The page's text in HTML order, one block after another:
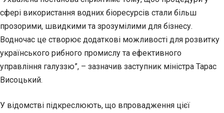
сфері використання водних біоресурсів стали більш
прозорими, швидкими та зрозумілими для бізнесу.
Водночас це створює додаткові можливості для розвитку
українського рибного промислу та ефективного
управління галуззю”, – зазначив заступник міністра Тарас
Висоцький.
У відомстві підкреслюють, що впровадження цієї